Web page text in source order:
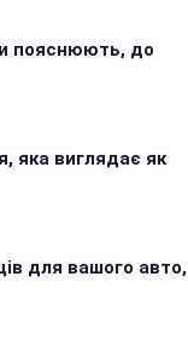
пояснюють, до
яка виглядає як
для вашого авто,